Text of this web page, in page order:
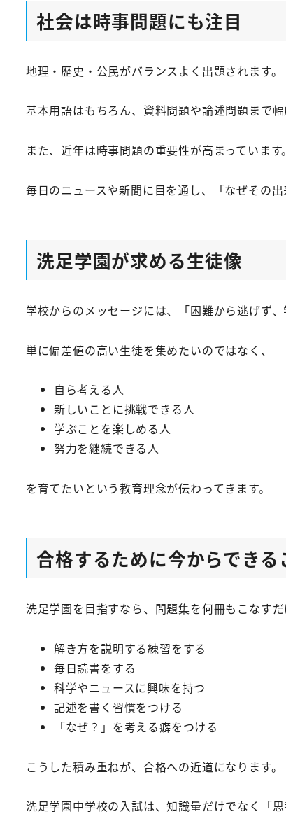
社会は時事問題にも注目
地理・歴史・公民がバランスよく出題されます。
基本用語はもちろん、資料問題や論述問題まで
また、近年は時事問題の重要性が高まっています。
毎日のニュースや新聞に目を通し、「なぜその
洗足学園が求める生徒像
学校からのメッセージには、「困難から逃げず
単に偏差値の高い生徒を集めたいのではなく、
自ら考える人
新しいことに挑戦できる人
学ぶことを楽しめる人
努力を継続できる人
を育てたいという教育理念が伝わってきます。
合格するために今からできる
洗足学園を目指すなら、問題集を何冊もこなす
解き方を説明する練習をする
毎日読書をする
科学やニュースに興味を持つ
記述を書く習慣をつける
「なぜ？」を考える癖をつける
こうした積み重ねが、合格への近道になります。
洗足学園中学校の入試は、知識量だけでなく「